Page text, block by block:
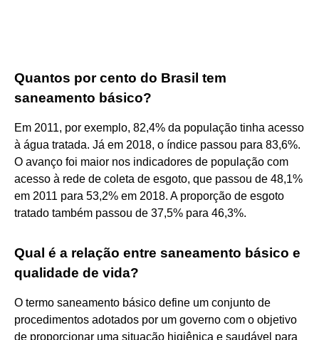
Quantos por cento do Brasil tem
saneamento básico?
Em 2011, por exemplo, 82,4% da população tinha acesso
à água tratada. Já em 2018, o índice passou para 83,6%.
O avanço foi maior nos indicadores de população com
acesso à rede de coleta de esgoto, que passou de 48,1%
em 2011 para 53,2% em 2018. A proporção de esgoto
tratado também passou de 37,5% para 46,3%.
Qual é a relação entre saneamento básico e
qualidade de vida?
O termo saneamento básico define um conjunto de
procedimentos adotados por um governo com o objetivo
de proporcionar uma situação higiênica e saudável para